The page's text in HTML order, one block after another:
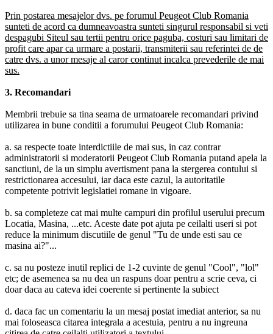
Prin postarea mesajelor dvs. pe forumul Peugeot Club Romania
sunteti de acord ca dumneavoastra sunteti singurul responsabil si veti
despagubi Siteul sau tertii pentru orice paguba, costuri sau limitari de
profit care apar ca urmare a postarii, transmiterii sau referintei de de
catre dvs. a unor mesaje al caror continut incalca prevederile de mai
sus.
3. Recomandari
Membrii trebuie sa tina seama de urmatoarele recomandari privind
utilizarea in bune conditii a forumului Peugeot Club Romania:
a. sa respecte toate interdictiile de mai sus, in caz contrar
administratorii si moderatorii Peugeot Club Romania putand apela la
sanctiuni, de la un simplu avertisment pana la stergerea contului si
restrictionarea accesului, iar daca este cazul, la autoritatile
competente potrivit legislatiei romane in vigoare.
b. sa completeze cat mai multe campuri din profilul userului precum
Locatia, Masina, ...etc. Aceste date pot ajuta pe ceilalti useri si pot
reduce la minimum discutiile de genul "Tu de unde esti sau ce
masina ai?"...
c. sa nu posteze inutil replici de 1-2 cuvinte de genul "Cool", "lol"
etc; de asemenea sa nu dea un raspuns doar pentru a scrie ceva, ci
doar daca au cateva idei coerente si pertinente la subiect
d. daca fac un comentariu la un mesaj postat imediat anterior, sa nu
mai foloseasca citarea integrala a acestuia, pentru a nu ingreuna